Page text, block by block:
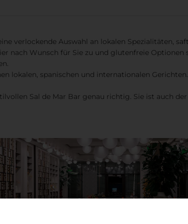
verlockende Auswahl an lokalen Spezialitäten,
nach Wunsch für Sie zu und glutenfreie Optionen
lokalen, spanischen und internationalen
Sal de Mar Bar genau richtig. Sie ist auch